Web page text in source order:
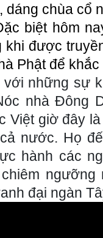
dáng chùa cổ
biệt hôm
khi được
Phật để
những sự
nhà Đông
Việt giờ đây
nước. Họ
hành các
ngưỡng
đại ngàn